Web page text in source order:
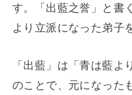
す。「出藍之誉」と書
より立派になった弟子
「出藍」は「青は藍
のことで、元になった